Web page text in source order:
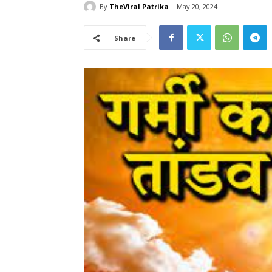
By TheViral Patrika May 20, 2024
Share